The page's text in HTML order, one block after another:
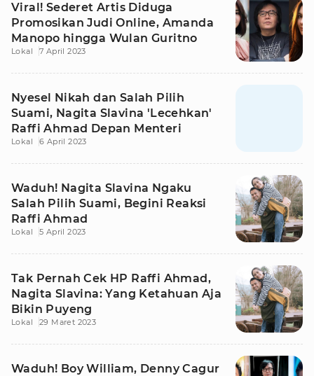
Viral! Sederet Artis Diduga
Promosikan Judi Online, Amanda
Manopo hingga Wulan Guritno
Lokal 7 April 2023
Nyesel Nikah dan Salah Pilih
Suami, Nagita Slavina 'Lecehkan'
Raffi Ahmad Depan Menteri
Lokal 6 April 2023
Waduh! Nagita Slavina Ngaku
Salah Pilih Suami, Begini Reaksi
Raffi Ahmad
Lokal 5 April 2023
Tak Pernah Cek HP Raffi Ahmad,
Nagita Slavina: Yang Ketahuan Aja
Bikin Puyeng
Lokal 29 Maret 2023
Waduh! Boy William, Denny Cagur